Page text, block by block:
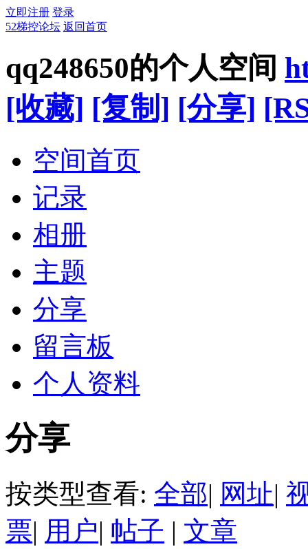
立即注册 登录
52梯控论坛 返回首页
qq248650的个人空间
[收藏] [复制] [分享]
空间首页
记录
相册
主题
分享
留言板
个人资料
分享
按类型查看: 全部| 网址|
票| 用户| 帖子 | 文章